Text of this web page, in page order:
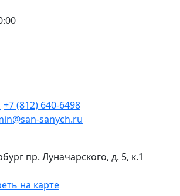
+7 (812) 640-6498
sanych.ru
пр. Луначарского, д. 5, к.1
на карте